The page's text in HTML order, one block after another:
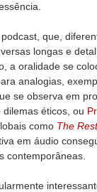
que,
longas e
a oralidade se
analogias,
se observa em
éticos, ou
como The
em áudio
contemporâneas.